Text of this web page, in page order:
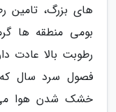
های بزرگ، تامین
بومی منطقه ها
رطوبت بالا عادت
فصول سرد سال که
خشک شدن هوا می